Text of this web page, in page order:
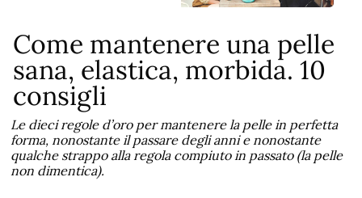
Come mantenere una pelle
sana, elastica, morbida. 10
consigli
Le dieci regole d’oro per mantenere la pelle in perfetta
forma, nonostante il passare degli anni e nonostante
qualche strappo alla regola compiuto in passato (la pelle
non dimentica).